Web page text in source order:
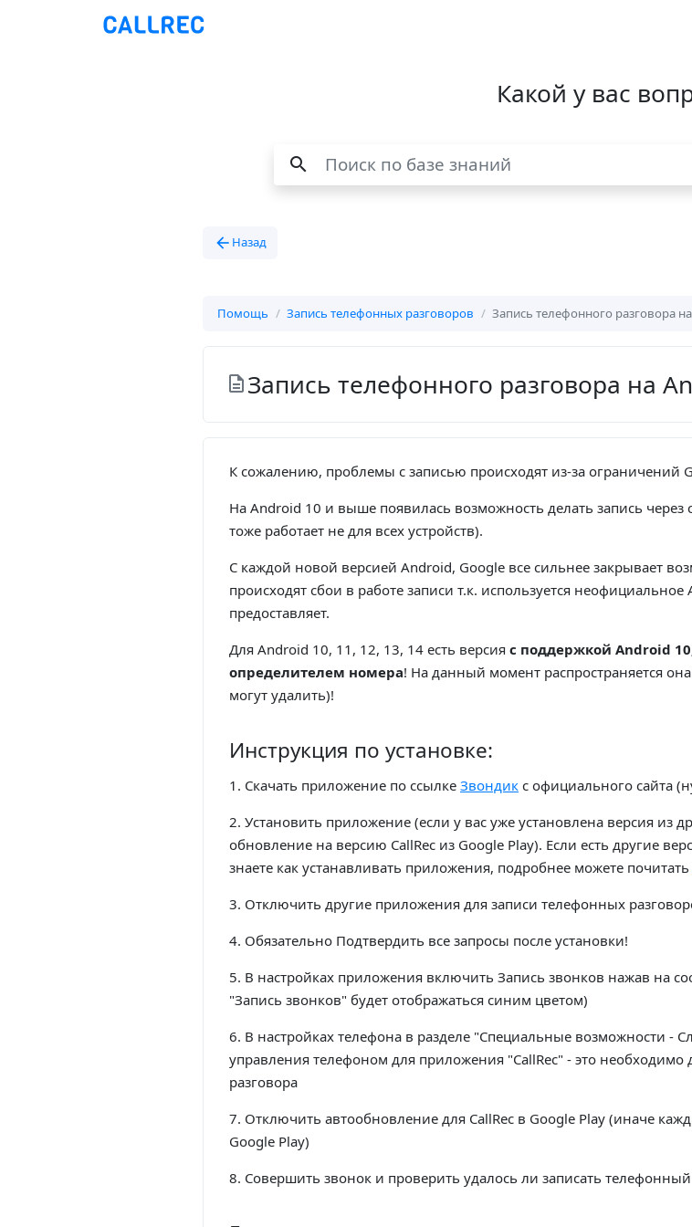
Какой у вас
search
arrow_back Назад
Помощь Запись телефонных разговоров Запись телефонного разговора
description Запись телефонного разговора на
К сожалению, проблемы с записью происходят из-за ограничений
На Android 10 и выше появилась возможность делать запись
тоже работает не для всех устройств).
С каждой новой версией Android, Google все сильнее закрывает
происходят сбои в работе записи т.к. используется
предоставляет.
Для Android 10, 11, 12, 13, 14 есть версия с поддержкой Android
определителем номера! На данный момент распространяется
могут удалить)!
Инструкция по установке:
1. Скачать приложение по ссылке Звондик с официального сайта
2. Установить приложение (если у вас уже установлена версия из
обновление на версию CallRec из Google Play). Если есть другие
знаете как устанавливать приложения, подробнее можете почитать
3. Отключить другие приложения для записи телефонных
4. Обязательно Подтвердить все запросы после установки!
5. В настройках приложения включить Запись звонков нажав на
"Запись звонков" будет отображаться синим цветом)
6. В настройках телефона в разделе "Специальные возможности -
управления телефоном для приложения "CallRec" - это
разговора
7. Отключить автообновление для CallRec в Google Play (иначе
Google Play)
8. Совершить звонок и проверить удалось ли записать